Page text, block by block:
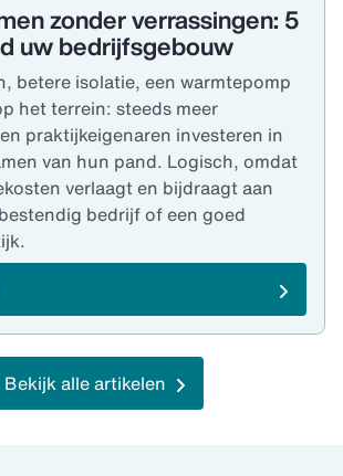
zonder verrassingen: 5
uw bedrijfsgebouw
betere isolatie, een warmtepomp
het terrein: steeds meer
praktijkeigenaren investeren in
van hun pand. Logisch, omdat
verlaagt en bijdraagt aan
bedrijf of een goed
Bekijk alle artikelen